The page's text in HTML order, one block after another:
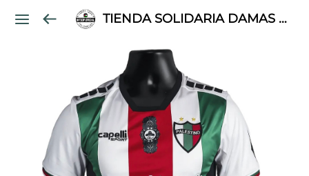
TIENDA SOLIDARIA DAMAS PALESTINAS